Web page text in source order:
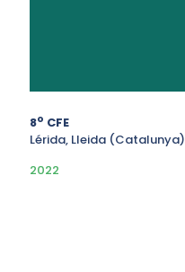
8o CFE
Lérida, Lleida (Catalunya)
2022